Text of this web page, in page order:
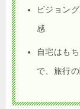
ビジョン
感
自宅はも
で、旅行